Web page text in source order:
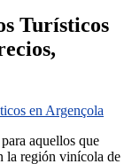
Turísticos
en Argençola
aquellos que
la región vinícola de